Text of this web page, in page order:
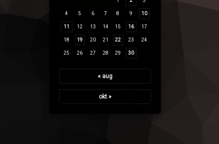
4 5 6 7 8 9 10
11 12 13 14 15 16 17
18 19 20 21 22 23 24
25 26 27 28 29 30
« aug
okt »